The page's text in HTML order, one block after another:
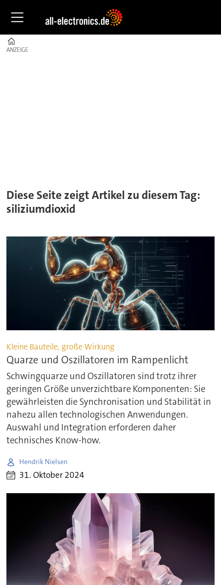
ANZEIGE
ANZEIGE
Diese Seite zeigt Artikel zu diesem Tag:
siliziumdioxid
Kleine Bauteile, große Wirkung
Quarze und Oszillatoren im Rampenlicht
Schwingquarze und Oszillatoren sind trotz ihrer
geringen Größe unverzichtbare Komponenten: Sie
gewährleisten die Synchronisation und Stabilität in
nahezu allen technologischen Anwendungen.
Auswahl und Integration erforderen daher
technisches Know-how.
Hendrik Nielsen
31. Oktober 2024